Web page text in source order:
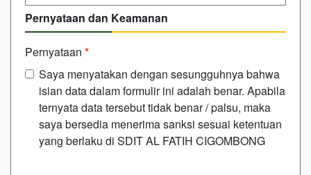
Pernyataan dan Keamanan
Pernyataan *
Saya menyatakan dengan sesungguhnya bahwa
isian data dalam formulir ini adalah benar. Apabila
ternyata data tersebut tidak benar / palsu, maka
saya bersedia menerima sanksi sesuai ketentuan
yang berlaku di SDIT AL FATIH CIGOMBONG